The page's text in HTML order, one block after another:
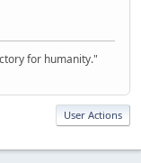
for humanity."
User Actions